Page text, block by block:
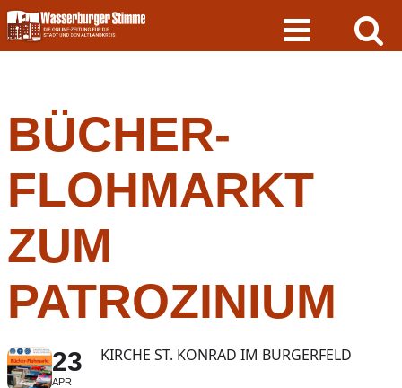
Skip
to
content
BÜCHER-
FLOHMARKT
ZUM
PATROZINIUM
23
APR
KIRCHE ST. KONRAD IM BURGERFELD